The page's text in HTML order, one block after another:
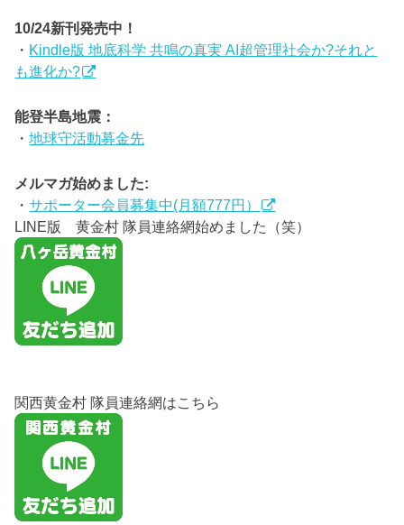
10/24新刊発売中！
・ Kindle版 地底科学 共鳴の真実 AI超管理社会か?それと
も進化か?
能登半島地震：
・地球守活動募金先
メルマガ始めました:
・サポーター会員募集中(月額777円）
LINE版 黄金村 隊員連絡網始めました（笑）
関西黄金村 隊員連絡網はこちら